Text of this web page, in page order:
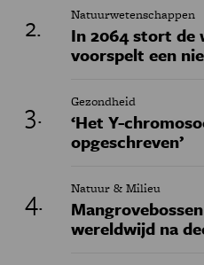
Natuurwetenschappen
In 2064 stort de
voorspelt een
Gezondheid
‘Het Y-
opgeschreven’
Natuur & Milieu
wereldwijd na